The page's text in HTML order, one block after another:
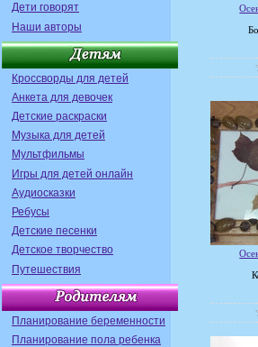
Дети говорят
Наши авторы
Кроссворды для детей
Анкета для девочек
Детские раскраски
Музыка для детей
Мультфильмы
Игры для детей онлайн
Аудиосказки
Ребусы
Детские песенки
Детское творчество
Путешествия
Планирование беременности
Планирование пола ребенка